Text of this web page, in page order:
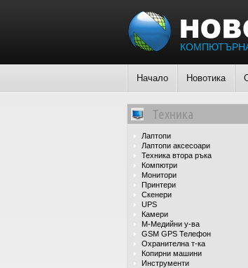
Начало Новотика
Техника
Лаптопи
Лаптопи аксесоари
Техника втора ръка
Компютри
Монитори
Принтери
Скенери
UPS
Камери
М-Медийни у-ва
GSM GPS Телефон
Охранителна т-ка
Копирни машини
Инструменти